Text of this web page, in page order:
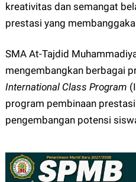
kreativitas dan semangat
prestasi yang
SMA At-Tajdid
mengembangkan berbagai
International Class Program
program pembinaan
pengembangan potensi